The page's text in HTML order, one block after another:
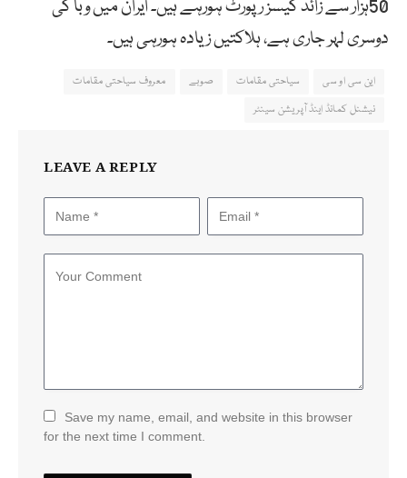
50ہزار سے زائد کیسز رپورٹ ہورہے ہیں۔ ایران میں وبا کی
دوسری لہر جاری ہے، ہلاکتیں زیادہ ہورہی ہیں۔
این سی او سی سیاحتی مقامات صوبے
معروف سیاحتی مقامات
نیشنل کمانڈ اینڈ آپریشن سینٹر
LEAVE A REPLY
Save my name, email, and website in this browser
for the next time I comment.